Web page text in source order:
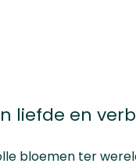
liefde en
bloemen ter